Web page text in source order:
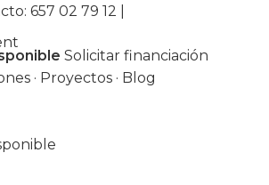
657 02 79 12
Solicitar financiación
· Proyectos · Blog